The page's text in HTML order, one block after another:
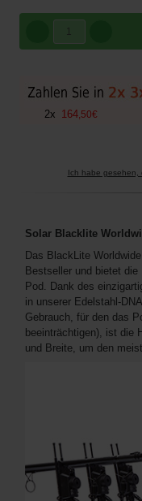
2x 164 50€
Ich habe gesehen,
Solar Blacklite
Das BlackLite
Bestseller und bietet
Pod. Dank des
in unserer Edelstahl-
Gebrauch, für den das
beeinträchtigen), ist die
und Breite, um den